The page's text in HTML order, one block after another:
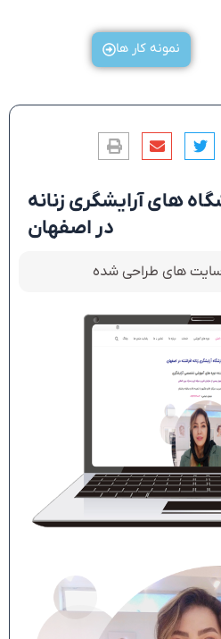
نمونه کار ها
های آرایشگری زنانه
در اصفهان
های طراحی شده